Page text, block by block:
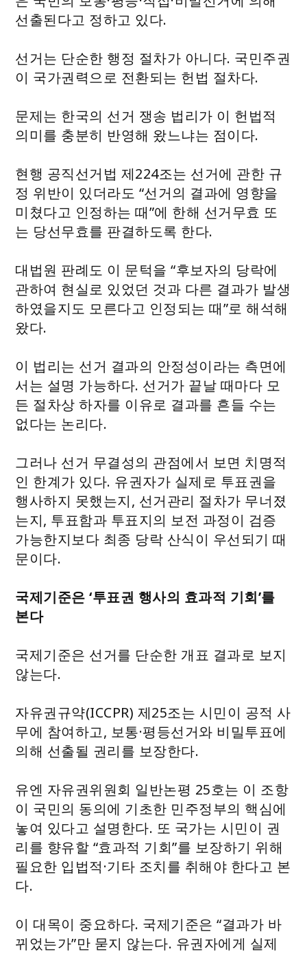
선출된다고 정하고 있다.
선거는 단순한 행정 절차가 아니다. 국민주권
이 국가권력으로 전환되는 헌법 절차다.
문제는 한국의 선거 쟁송 법리가 이 헌법적
의미를 충분히 반영해 왔느냐는 점이다.
현행 공직선거법 제224조는 선거에 관한 규
정 위반이 있더라도 “선거의 결과에 영향을
미쳤다고 인정하는 때”에 한해 선거무효 또
는 당선무효를 판결하도록 한다.
대법원 판례도 이 문턱을 “후보자의 당락에
관하여 현실로 있었던 것과 다른 결과가 발생
하였을지도 모른다고 인정되는 때”로 해석해
왔다.
이 법리는 선거 결과의 안정성이라는 측면에
서는 설명 가능하다. 선거가 끝날 때마다 모
든 절차상 하자를 이유로 결과를 흔들 수는
없다는 논리다.
그러나 선거 무결성의 관점에서 보면 치명적
인 한계가 있다. 유권자가 실제로 투표권을
행사하지 못했는지, 선거관리 절차가 무너졌
는지, 투표함과 투표지의 보전 과정이 검증
가능한지보다 최종 당락 산식이 우선되기 때
문이다.
국제기준은 ‘투표권 행사의 효과적 기회’를
본다
국제기준은 선거를 단순한 개표 결과로 보지
않는다.
자유권규약(ICCPR) 제25조는 시민이 공적 사
무에 참여하고, 보통·평등선거와 비밀투표에
의해 선출될 권리를 보장한다.
유엔 자유권위원회 일반논평 25호는 이 조항
이 국민의 동의에 기초한 민주정부의 핵심에
놓여 있다고 설명한다. 또 국가는 시민이 권
리를 향유할 “효과적 기회”를 보장하기 위해
필요한 입법적·기타 조치를 취해야 한다고 본
다.
이 대목이 중요하다. 국제기준은 “결과가 바
뀌었는가”만 묻지 않는다. 유권자에게 실제